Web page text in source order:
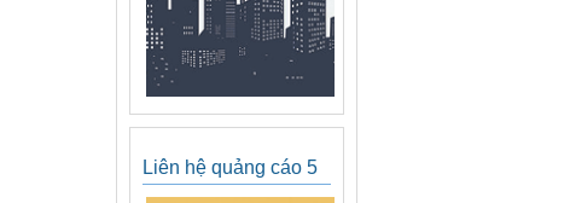
Liên hệ quảng cáo 5